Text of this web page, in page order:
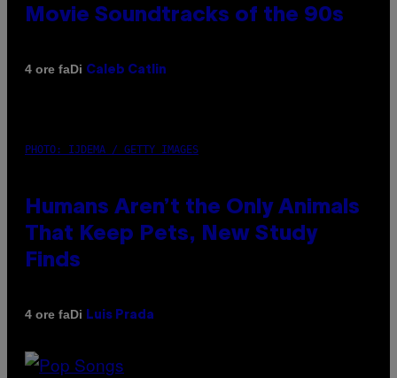
Movie Soundtracks of the 90s
4 ore faDi Caleb Catlin
PHOTO: IJDEMA / GETTY IMAGES
Humans Aren’t the Only Animals
That Keep Pets, New Study
Finds
4 ore faDi Luis Prada